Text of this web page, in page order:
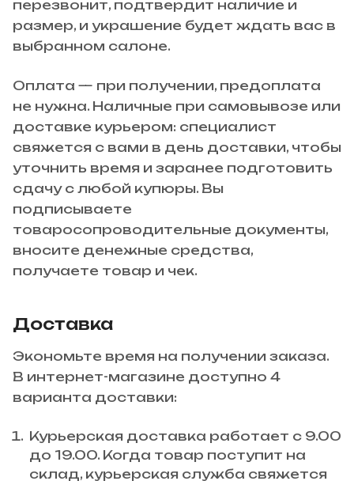
перезвонит, подтвердит наличие и
размер, и украшение будет ждать вас в
выбранном салоне.
Оплата — при получении, предоплата
не нужна. Наличные при самовывозе или
доставке курьером: специалист
свяжется с вами в день доставки, чтобы
уточнить время и заранее подготовить
сдачу с любой купюры. Вы
подписываете
товаросопроводительные документы,
вносите денежные средства,
получаете товар и чек.
Доставка
Экономьте время на получении заказа.
В интернет-магазине доступно 4
варианта доставки:
Курьерская доставка работает с 9.00
до 19.00. Когда товар поступит на
склад, курьерская служба свяжется